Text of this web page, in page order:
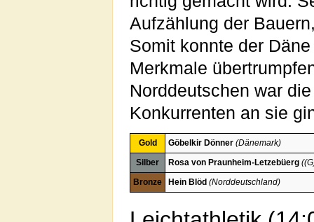
Aufzählung der
Somit konnte der
Merkmale
Norddeutschen war
Konkurrenten an sie
Gold Göbelkir Dönner (Dänemark)
Silber
Rosa von Praunheim-Letzebüerg
Bronze
Hein Blöd (Norddeutschland)